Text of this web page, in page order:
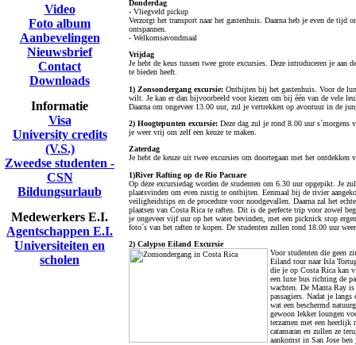
Video
Foto album
Aanbevelingen
Nieuwsbrief
Contact
Downloads
Informatie
Visa
University credits
(V.S.)
Zweedse studenten -
CSN
Bildungsurlaub
Medewerkers E.I.
Agentschappen E.I.
Universiteiten en
scholen
Donderdag
- Vliegveld pickup
Verzorgt het transport naar het gastenhuis. Daarna heb je even de tijd
ontspannen.
- Welkomsavondmaal
Vrijdag
Je hebt de keus tussen twee grote excursies. Deze introduceren je aan
te bieden heeft.
1) Zonsondergang excursie: Ontbijten bij het gastenhuis. Voor de
wilt. Je kan er dan bijvoorbeeld voor kiezen om bij één van de vele
Daarna om ongeveer 13.00 uur, zul je vertrekken op avontuur in de
2) Hoogtepunten excursie: Deze dag zul je rond 8.00 uur s´morgens
je weer vrij om zelf een keuze te maken.
Zaterdag
Je hebt de keuze uit twee excursies om doortegaan met het ontdekken
1)River Rafting op de Rio Pacuare
Op deze excursiedag worden de studenten om 6.30 uur opgepikt. Je
plaatsvinden om even rustig te ontbijten. Eenmaal bij de rivier
veiligheidstips en de procedure voor noodgevallen. Daarna zal het
plaatsen van Costa Rica te raften. Dit is de perfecte trip voor zowel
je ongeveer vijf uur op het water bevinden, met een picknick stop
foto´s van het raften te kopen. De studenten zullen rond 18.00 uur
2) Calypso Eiland Excursie
Voor studenten die geen
Eiland tour naar Isla
die je op Costa Rica kan
een luxe bus richting de
wachten. De Manta Ray
passagiers. Nadat je
wat een beschermd
gewoon lekker loungen
terzamen met een heerlijk
catamaran en zullen ze
aankomst in San Jose